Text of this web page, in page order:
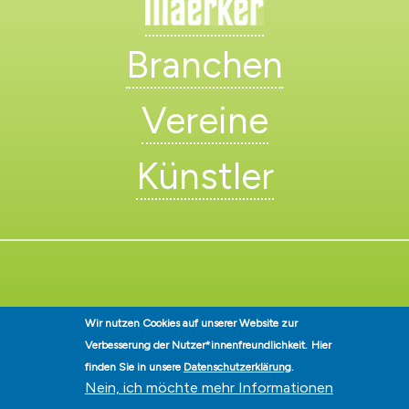
Branchen
Vereine
Künstler
Neuendorf • Telefon03303-528-0• E-Mail: info@hohen-neuendorf.de
Presse|Datenschutz|Barrierefreiheit|Hinweisgeberschutz
© Hohen-Neuendorf.de, Alle Rechte vorbehalten - Vervielfältigung nur
mit unserer Genehmigung
Wir nutzen Cookies auf unserer Website zur
Verbesserung der Nutzer*innenfreundlichkeit. Hier
finden Sie in unsere Datenschutzerklärung.
Nein, ich möchte mehr Informationen